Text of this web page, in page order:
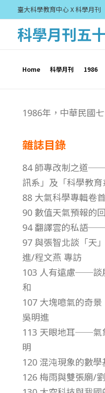
臺大科學教育中心 X 科學月刊
科學月刊五
Home 科學月刊 1986
1
8
6
年
第
1
7
卷
第
2
1986年，中華民國
雜誌目錄
84 師專改制之道
訊系」及「科學教
88 大氣科學專輯卷
90 數值天氣預報的
94 翻譯雲的私語
97 與張智北談「天
進/程文燕 專訪
103 人有遠慮──談
和
107 大塊噫氣的奇
吳明進
113 天眼地耳──氣
明
120 混沌現象的數
126 梅雨與雙張廟/